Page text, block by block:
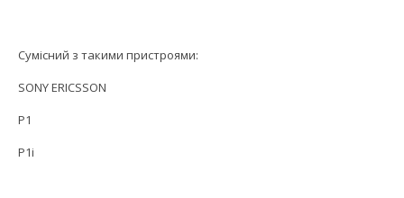
Сумісний з такими пристроями:
SONY ERICSSON
P1
P1i